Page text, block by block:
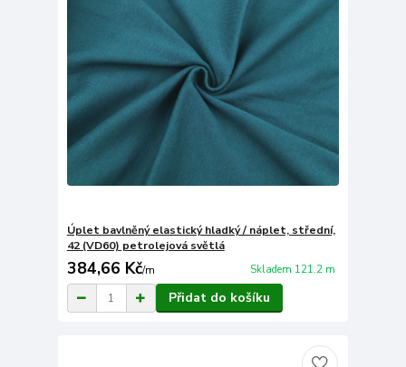
Úplet bavlněný elastický hladký / náplet, střední,
42 (VD60) petrolejová světlá
384,66 Kč/m Skladem 121.2 m
Přidat do košíku